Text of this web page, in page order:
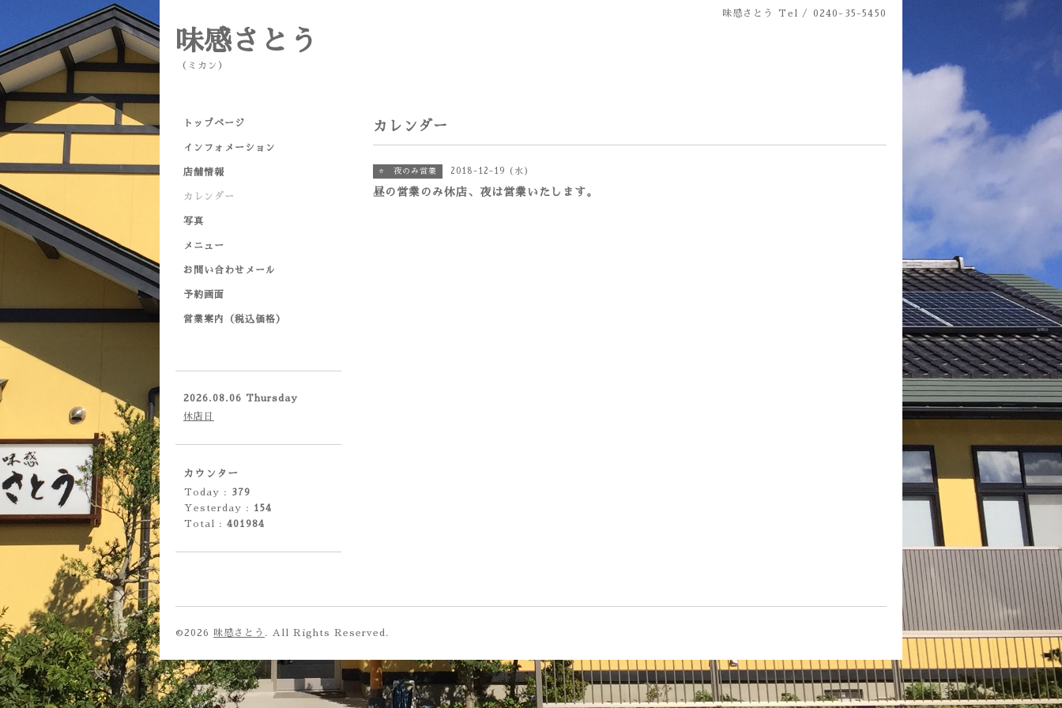
味感さとう Tel / 0240-35-5450
味感さとう
（ミカン）
カレンダー
⭐ 夜のみ営業 2018-12-19 (水)
昼の営業のみ休店、夜は営業いたします。
トップページ
インフォメーション
店舗情報
カレンダー
写真
メニュー
お問い合わせメール
予約画面
営業案内（税込価格）
2026.08.06 Thursday
休店日
カウンター
Today : 379
Yesterday : 154
Total : 401984
©2026 味感さとう . All Rights Reserved.